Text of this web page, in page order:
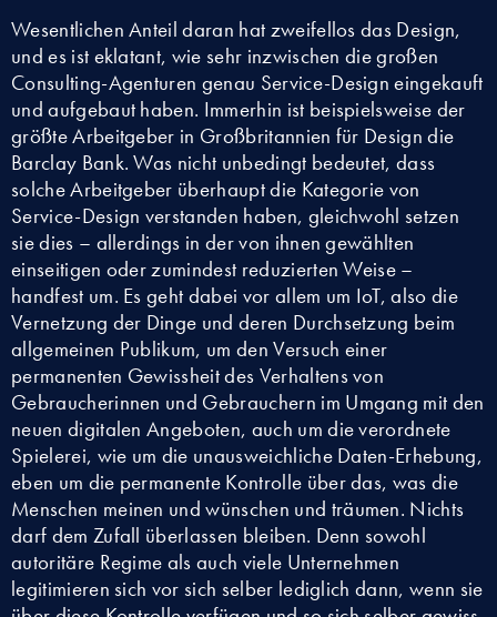
Wesentlichen Anteil daran hat zweifellos das Design,
und es ist eklatant, wie sehr inzwischen die großen
Consulting-Agenturen genau Service-Design eingekauft
und aufgebaut haben. Immerhin ist beispielsweise der
größte Arbeitgeber in Großbritannien für Design die
Barclay Bank. Was nicht unbedingt bedeutet, dass
solche Arbeitgeber überhaupt die Kategorie von
Service-Design verstanden haben, gleichwohl setzen
sie dies – allerdings in der von ihnen gewählten
einseitigen oder zumindest reduzierten Weise –
handfest um. Es geht dabei vor allem um IoT, also die
Vernetzung der Dinge und deren Durchsetzung beim
allgemeinen Publikum, um den Versuch einer
permanenten Gewissheit des Verhaltens von
Gebraucherinnen und Gebrauchern im Umgang mit den
neuen digitalen Angeboten, auch um die verordnete
Spielerei, wie um die unausweichliche Daten-Erhebung,
eben um die permanente Kontrolle über das, was die
Menschen meinen und wünschen und träumen. Nichts
darf dem Zufall überlassen bleiben. Denn sowohl
autoritäre Regime als auch viele Unternehmen
legitimieren sich vor sich selber lediglich dann, wenn sie